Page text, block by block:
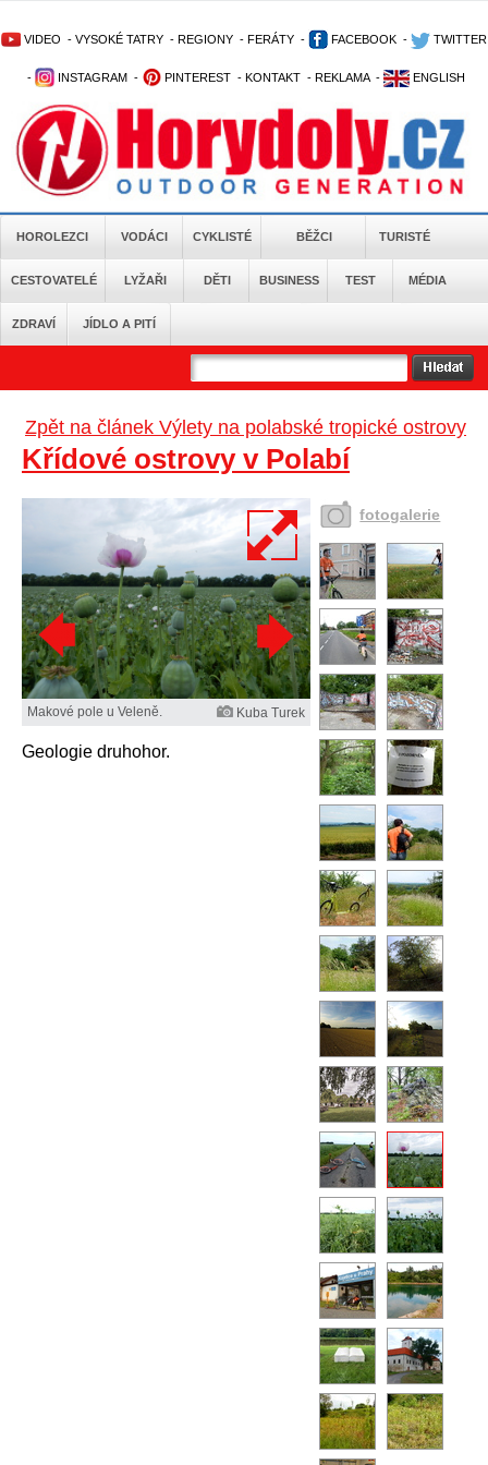
VIDEO - VYSOKÉ TATRY - REGIONY - FERÁTY - FACEBOOK - TWITTER
- INSTAGRAM - PINTEREST - KONTAKT - REKLAMA - ENGLISH
HOROLEZCI VODÁCI CYKLISTÉ BĚŽCI TURISTÉ
CESTOVATELÉ LYŽAŘI DĚTI BUSINESS TEST MÉDIA
ZDRAVÍ JÍDLO A PITÍ
Zpět na článek Výlety na polabské tropické ostrovy
Křídové ostrovy v Polabí
Makové pole u Veleně. Kuba Turek
Geologie druhohor.
fotogalerie